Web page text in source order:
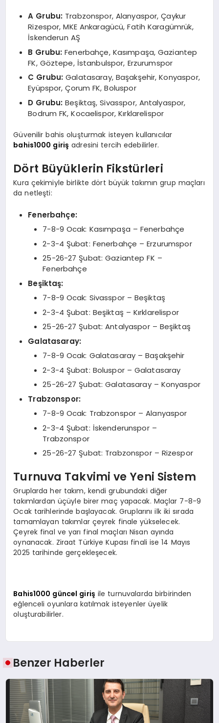
A Grubu: Trabzonspor, Alanyaspor, Çaykur
Rizespor, MKE Ankaragücü, Fatih Karagümrük,
İskenderun AŞ
B Grubu: Fenerbahçe, Kasımpaşa, Gaziantep
FK, Göztepe, İstanbulspor, Erzurumspor
C Grubu: Galatasaray, Başakşehir, Konyaspor,
Eyüpspor, Çorum FK, Boluspor
D Grubu: Beşiktaş, Sivasspor, Antalyaspor,
Bodrum FK, Kocaelispor, Kırklarelispor
Güvenilir bahis oluşturmak isteyen kullanıcılar
bahis1000 giriş adresini tercih edebilirler.
Dört Büyüklerin Fikstürleri
Kura çekimiyle birlikte dört büyük takımın grup maçları
da netleşti:
Fenerbahçe:
7-8-9 Ocak: Kasımpaşa – Fenerbahçe
2-3-4 Şubat: Fenerbahçe – Erzurumspor
25-26-27 Şubat: Gaziantep FK –
Fenerbahçe
Beşiktaş:
7-8-9 Ocak: Sivasspor – Beşiktaş
2-3-4 Şubat: Beşiktaş – Kırklarelispor
25-26-27 Şubat: Antalyaspor – Beşiktaş
Galatasaray:
7-8-9 Ocak: Galatasaray – Başakşehir
2-3-4 Şubat: Boluspor – Galatasaray
25-26-27 Şubat: Galatasaray – Konyaspor
Trabzonspor:
7-8-9 Ocak: Trabzonspor – Alanyaspor
2-3-4 Şubat: İskenderunspor –
Trabzonspor
25-26-27 Şubat: Trabzonspor – Rizespor
Turnuva Takvimi ve Yeni Sistem
Gruplarda her takım, kendi grubundaki diğer
takımlardan üçüyle birer maç yapacak. Maçlar 7-8-9
Ocak tarihlerinde başlayacak. Gruplarını ilk iki sırada
tamamlayan takımlar çeyrek finale yükselecek.
Çeyrek final ve yarı final maçları Nisan ayında
oynanacak. Ziraat Türkiye Kupası finali ise 14 Mayıs
2025 tarihinde gerçekleşecek.
Bahis1000 güncel giriş ile turnuvalarda birbirinden
eğlenceli oyunlara katılmak isteyenler üyelik
oluşturabilirler.
Benzer Haberler